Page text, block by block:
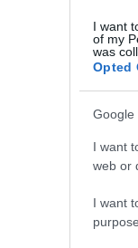
I want
of my
was
Opted
Google
I want
web or
I want